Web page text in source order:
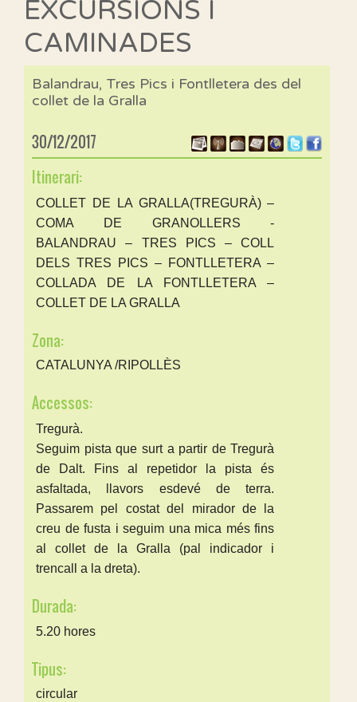
EXCURSIONS I
CAMINADES
Balandrau, Tres Pics i Fontlletera des del
collet de la Gralla
30/12/2017
Itinerari:
COLLET DE LA GRALLA(TREGURÀ) –
COMA DE GRANOLLERS -
BALANDRAU – TRES PICS – COLL
DELS TRES PICS – FONTLLETERA –
COLLADA DE LA FONTLLETERA –
COLLET DE LA GRALLA
Zona:
CATALUNYA /RIPOLLÈS
Accessos:
Tregurà.
Seguim pista que surt a partir de Tregurà
de Dalt. Fins al repetidor la pista és
asfaltada, llavors esdevé de terra.
Passarem pel costat del mirador de la
creu de fusta i seguim una mica més fins
al collet de la Gralla (pal indicador i
trencall a la dreta).
Durada:
5.20 hores
Tipus:
circular